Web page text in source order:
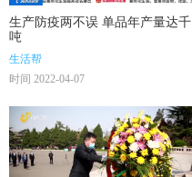
生产防疫两不误 单品年产量达千
吨
生活帮
时间 2022-04-07